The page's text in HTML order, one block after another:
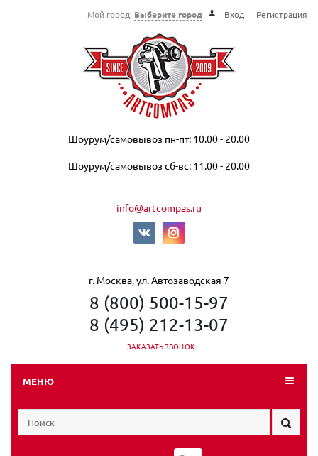
Мой город: Выберите город Вход Регистрация
Шоурум/самовывоз пн-пт: 10.00 - 20.00
Шоурум/самовывоз сб-вс: 11.00 - 20.00
info@artcompas.ru
г. Москва, ул. Автозаводская 7
8 (800) 500-15-97
8 (495) 212-13-07
ЗАКАЗАТЬ ЗВОНОК
МЕНЮ
0